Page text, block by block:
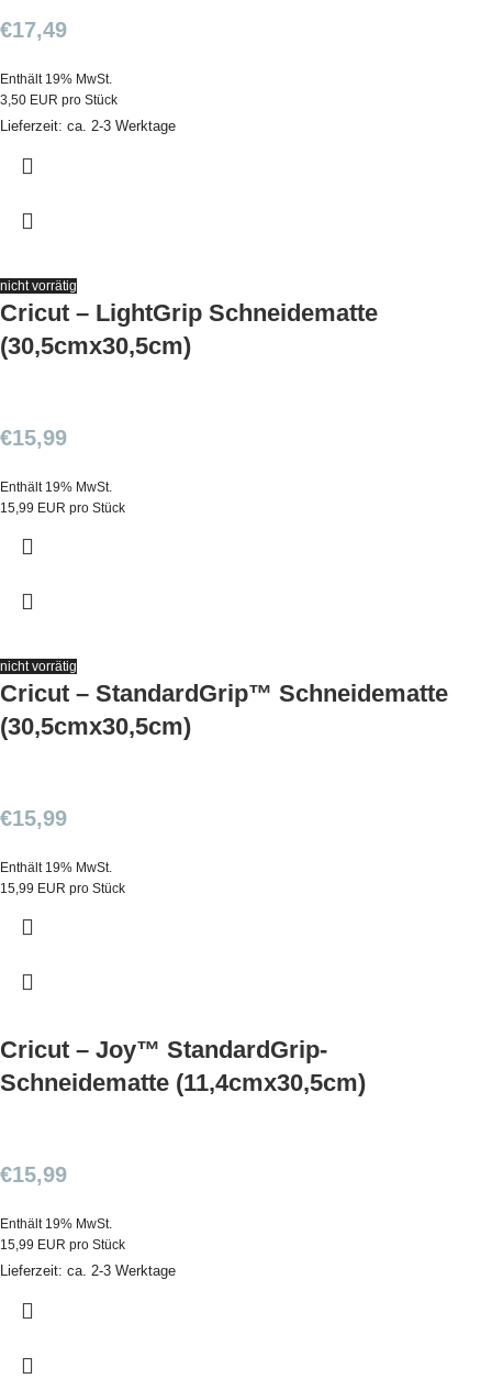
€17,49
Enthält 19% MwSt.
3,50 EUR pro Stück
Lieferzeit: ca. 2-3 Werktage
nicht vorrätig
Cricut – LightGrip Schneidematte
(30,5cmx30,5cm)
€15,99
Enthält 19% MwSt.
15,99 EUR pro Stück
nicht vorrätig
Cricut – StandardGrip™ Schneidematte
(30,5cmx30,5cm)
€15,99
Enthält 19% MwSt.
15,99 EUR pro Stück
Cricut – Joy™ StandardGrip-
Schneidematte (11,4cmx30,5cm)
€15,99
Enthält 19% MwSt.
15,99 EUR pro Stück
Lieferzeit: ca. 2-3 Werktage